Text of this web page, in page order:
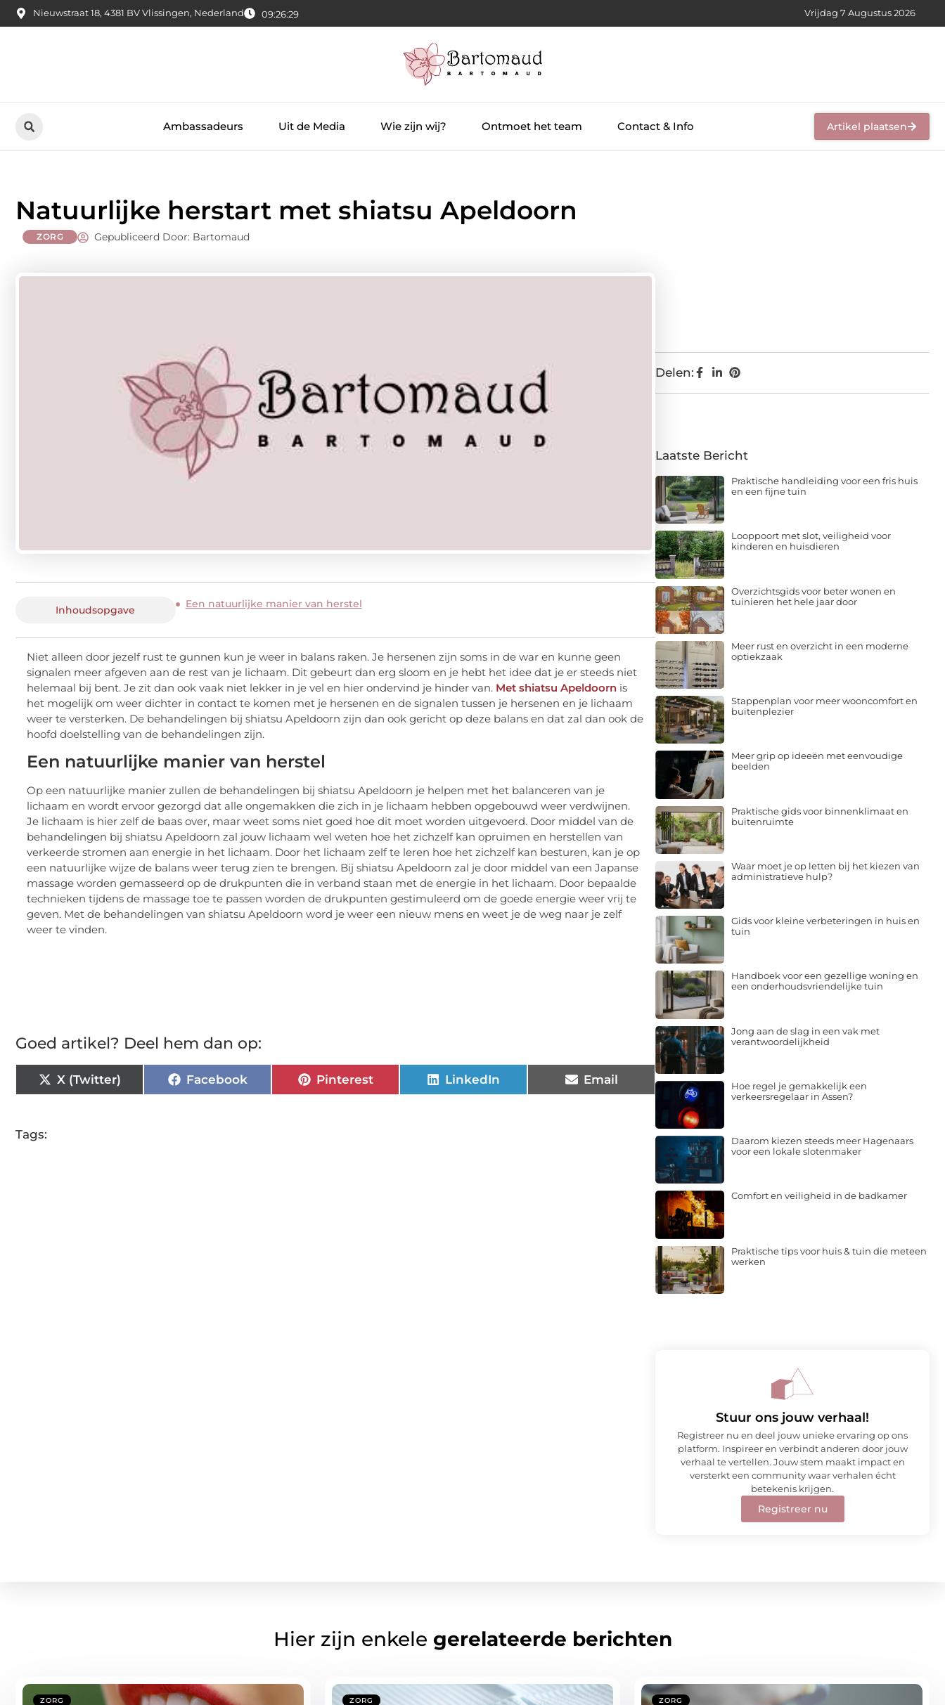
Nieuwstraat 18, 4381 BV Vlissingen, Nederland 09:26:30 Vrijdag 7 Augustus 2026
Ambassadeurs Uit de Media Wie zijn wij? Ontmoet het team Contact & Info Artikel plaatsen
Natuurlijke herstart met shiatsu Apeldoorn
ZORG Gepubliceerd Door: Bartomaud
Inhoudsopgave Een natuurlijke manier van herstel
Niet alleen door jezelf rust te gunnen kun je weer in balans raken. Je hersenen zijn soms in de war en kunne geen
signalen meer afgeven aan de rest van je lichaam. Dit gebeurt dan erg sloom en je hebt het idee dat je er steeds niet
helemaal bij bent. Je zit dan ook vaak niet lekker in je vel en hier ondervind je hinder van. Met shiatsu Apeldoorn is
het mogelijk om weer dichter in contact te komen met je hersenen en de signalen tussen je hersenen en je lichaam
weer te versterken. De behandelingen bij shiatsu Apeldoorn zijn dan ook gericht op deze balans en dat zal dan ook de
hoofd doelstelling van de behandelingen zijn.
Een natuurlijke manier van herstel
Op een natuurlijke manier zullen de behandelingen bij shiatsu Apeldoorn je helpen met het balanceren van je
lichaam en wordt ervoor gezorgd dat alle ongemakken die zich in je lichaam hebben opgebouwd weer verdwijnen.
Je lichaam is hier zelf de baas over, maar weet soms niet goed hoe dit moet worden uitgevoerd. Door middel van de
behandelingen bij shiatsu Apeldoorn zal jouw lichaam wel weten hoe het zichzelf kan opruimen en herstellen van
verkeerde stromen aan energie in het lichaam. Door het lichaam zelf te leren hoe het zichzelf kan besturen, kan je op
een natuurlijke wijze de balans weer terug zien te brengen. Bij shiatsu Apeldoorn zal je door middel van een Japanse
massage worden gemasseerd op de drukpunten die in verband staan met de energie in het lichaam. Door bepaalde
technieken tijdens de massage toe te passen worden de drukpunten gestimuleerd om de goede energie weer vrij te
geven. Met de behandelingen van shiatsu Apeldoorn word je weer een nieuw mens en weet je de weg naar je zelf
weer te vinden.
Goed artikel? Deel hem dan op:
X (Twitter) Facebook Pinterest LinkedIn Email
Tags:
Delen:
Laatste Bericht
Praktische handleiding voor een fris huis
en een fijne tuin
Looppoort met slot, veiligheid voor
kinderen en huisdieren
Overzichtsgids voor beter wonen en
tuinieren het hele jaar door
Meer rust en overzicht in een moderne
optiekzaak
Stappenplan voor meer wooncomfort en
buitenplezier
Meer grip op ideeën met eenvoudige
beelden
Praktische gids voor binnenklimaat en
buitenruimte
Waar moet je op letten bij het kiezen van
administratieve hulp?
Gids voor kleine verbeteringen in huis en
tuin
Handboek voor een gezellige woning en
een onderhoudsvriendelijke tuin
Jong aan de slag in een vak met
verantwoordelijkheid
Hoe regel je gemakkelijk een
verkeersregelaar in Assen?
Daarom kiezen steeds meer Hagenaars
voor een lokale slotenmaker
Comfort en veiligheid in de badkamer
Praktische tips voor huis & tuin die meteen
werken
Stuur ons jouw verhaal!
Registreer nu en deel jouw unieke ervaring op ons
platform. Inspireer en verbindt anderen door jouw
verhaal te vertellen. Jouw stem maakt impact en
versterkt een community waar verhalen écht
betekenis krijgen.
Registreer nu
Hier zijn enkele gerelateerde berichten
ZORG ZORG ZORG